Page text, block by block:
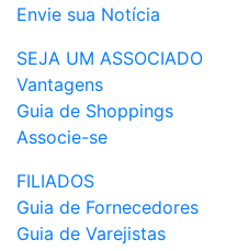
Envie sua Notícia
SEJA UM ASSOCIADO
Vantagens
Guia de Shoppings
Associe-se
FILIADOS
Guia de Fornecedores
Guia de Varejistas